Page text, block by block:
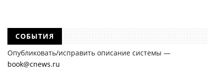
СОБЫТИЯ
Опубликовать/исправить описание системы —
book@cnews.ru